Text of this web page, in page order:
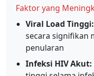
Faktor yang
Viral Load Tinggi:
secara signifikan
penularan
Infeksi HIV Akut: